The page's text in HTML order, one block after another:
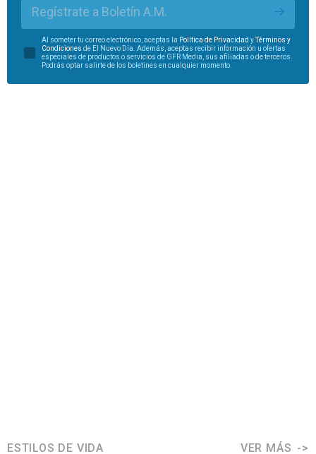
Regístrate a Boletín A.M.
Al someter tu correo electrónico, aceptas la Política de Privacidad yTérminos y
Condiciones de El Nuevo Día. Además, aceptas recibir información u ofertas
especiales de productos o servicios de GFR Media, sus afiliadas o de terceros.
Podrás optar salirte de los boletines en cualquier momento.
ESTILOS DE VIDA VER MÁS